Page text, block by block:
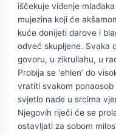
iščekuje viđenje
mujezina koji će
kuće donijeti darove i
odveć skupljene. Svaka
govoru, u zikrullahu, u
Probija se ‘ehlen’ do
vratiti svakom
svjetlo nade u srcima
Njegovih riječi će se
ostavljati za sobom